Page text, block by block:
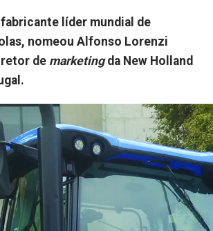
líder mundial de
nomeou Alfonso Lorenzi
de marketingda New Holland